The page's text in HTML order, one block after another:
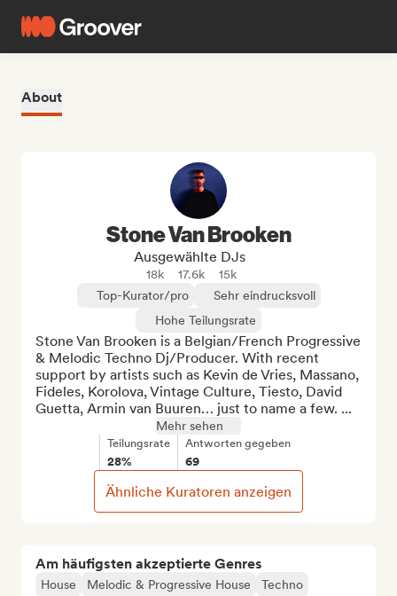
About
Am häufigsten akzeptierte Genres
House Melodic & Progressive House Techno
Stone Van Brooken
Ausgewählte DJs
18k 17.6k
15k
Top-Kurator/pro
Sehr eindrucksvoll
Hohe Teilungsrate
Stone Van Brooken is a Belgian/French Progressive
& Melodic Techno Dj/Producer. With recent
support by artists such as Kevin de Vries, Massano,
Fideles, Korolova, Vintage Culture, Tiesto, David
Guetta, Armin van Buuren… just to name a few. ...
Mehr sehen
Teilungsrate
28%
Antworten gegeben
69
Ähnliche Kuratoren anzeigen